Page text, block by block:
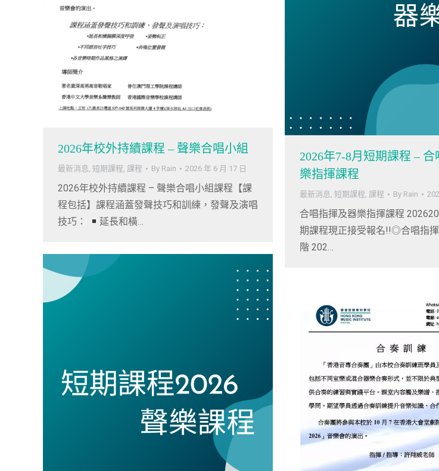
2026年校外持續課程 – 聲樂合唱小組
最新消息, 短期課程, 課程 By Rain 2026 年 6 月 17 日
2026年校外持續課程 – 聲樂合唱小組課程【課
程包括】課程涵蓋發聲技巧和訓練，發聲及演唱
技巧：
延長和橫…
2026年7-8月短期課程 –
樂指揮課程
最新消息, 短期課程, 課程 By Rain
合唱指揮及器樂指揮課程
期課程現正接受報名!!◎合唱指
階 202…